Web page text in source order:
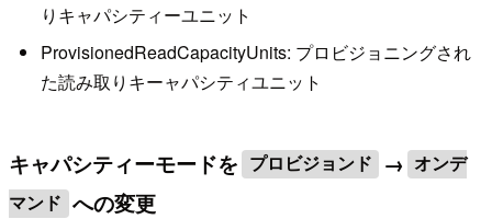
りキャパシティーユニット
ProvisionedReadCapacityUnits: プロビジョニングされ
た読み取りキーャパシティユニット
キャパシティーモードを プロビジョンド →
オンデ
マンド への変更